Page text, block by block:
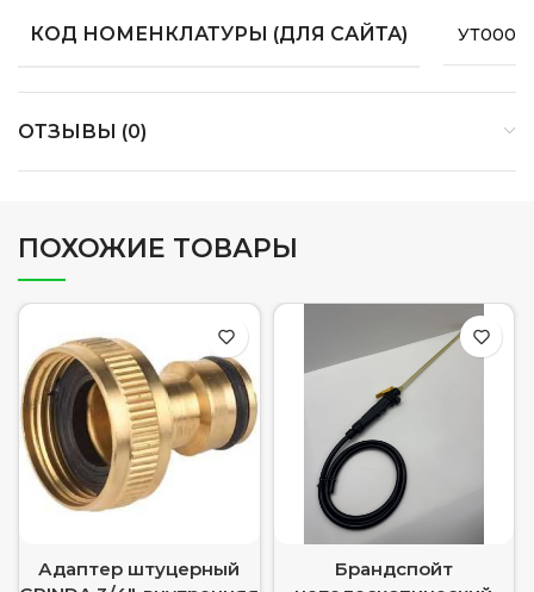
КОД НОМЕНКЛАТУРЫ (ДЛЯ САЙТА)
ОТЗЫВЫ (0)
ПОХОЖИЕ ТОВАРЫ
Адаптер штуцерный
Брандспойт